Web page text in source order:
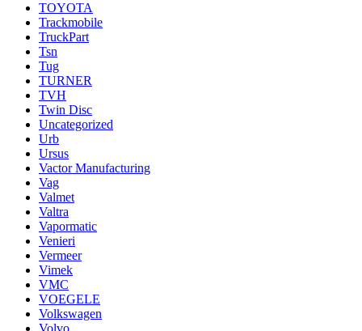
TOYOTA
Trackmobile
TruckPart
Tsn
Tug
TURNER
TVH
Twin Disc
Uncategorized
Urb
Ursus
Vactor Manufacturing
Vag
Valmet
Valtra
Vapormatic
Venieri
Vermeer
Vimek
VMC
VOEGELE
Volkswagen
Volvo